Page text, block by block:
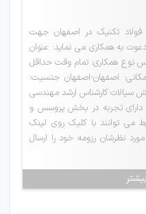
تکنیک در اصفهان جهت
به همکاری می نماید: عنوان
نوع همکاری: تمام وقت حداقل
اصفهان-اصفهان جنسیت:
سیالات کارشناس ارشد مهندسی
دارای تجربه در بخش پروسس و
می توانند با کلیک روی لینک
نظرشان رزومه خود را ارسال